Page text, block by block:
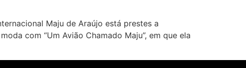
Maju de Araújo está prestes a
com “Um Avião Chamado Maju”, em que ela